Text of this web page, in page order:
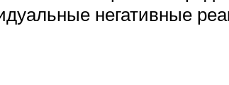
негативные